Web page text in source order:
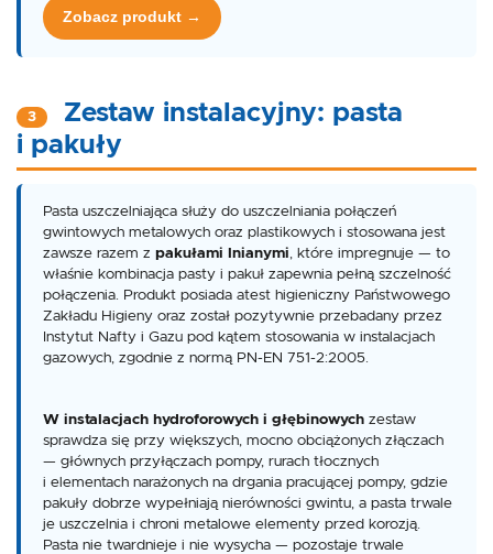
Zobacz produkt →
3
Zestaw instalacyjny: pasta
i pakuły
Pasta uszczelniająca służy do uszczelniania połączeń
gwintowych metalowych oraz plastikowych i stosowana jest
zawsze razem z pakułami lnianymi, które impregnuje — to
właśnie kombinacja pasty i pakuł zapewnia pełną szczelność
połączenia. Produkt posiada atest higieniczny Państwowego
Zakładu Higieny oraz został pozytywnie przebadany przez
Instytut Nafty i Gazu pod kątem stosowania w instalacjach
gazowych, zgodnie z normą PN-EN 751-2:2005.
W instalacjach hydroforowych i głębinowych zestaw
sprawdza się przy większych, mocno obciążonych złączach
— głównych przyłączach pompy, rurach tłocznych
i elementach narażonych na drgania pracującej pompy, gdzie
pakuły dobrze wypełniają nierówności gwintu, a pasta trwale
je uszczelnia i chroni metalowe elementy przed korozją.
Pasta nie twardnieje i nie wysycha — pozostaje trwale